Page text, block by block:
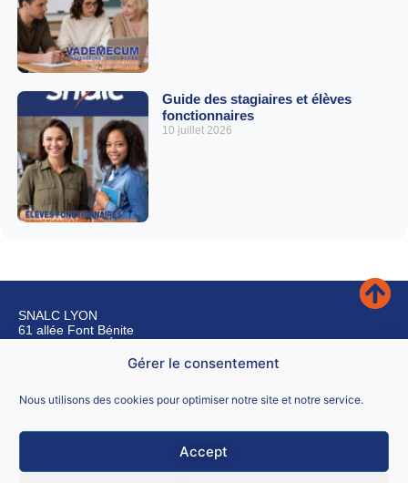
Gérer le consentement
Nous utilisons des cookies pour optimiser notre site et notre service.
Accept
Guide des stagiaires et élèves
fonctionnaires
10 juillet 2026
SNALC LYON
61 allée Font Bénite